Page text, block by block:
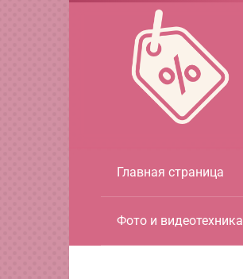
Главная страница
Фото и видеотехника